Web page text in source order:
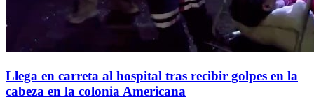
Llega en carreta al hospital tras recibir golpes en la
cabeza en la colonia Americana